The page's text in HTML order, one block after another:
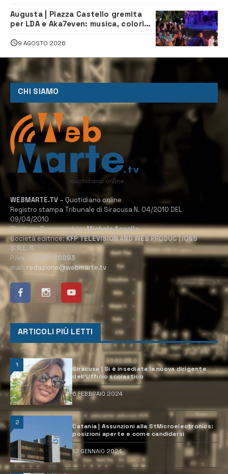
Augusta | Piazza Castello gremita
per LDA e Aka7even: musica, colori
9 AGOSTO 2026
CHI SIAMO
WEBMARTE.TV – Quotidiano online
Registro stampa Tribunale di Siracusa N. 04/2010 DEL
09/04/2010
Direttore Responsabile:Michele Accolla
Società editrice:KFP TELEVISION AND WEB PRODUCTIONS
S.R.L.S.
P.Iva: 02184950893
mail: redazione@webmarte.tv
ARTICOLI PIÙ LETTI
1
Siracusa | Si è insediata la nuova dirigente
dell’Ufficio scolastico
6 FEBBRAIO 2024
2
Catania | Assunzioni alla StMicroelectronics:
posizioni aperte e come candidarsi
12 GENNAIO 2024